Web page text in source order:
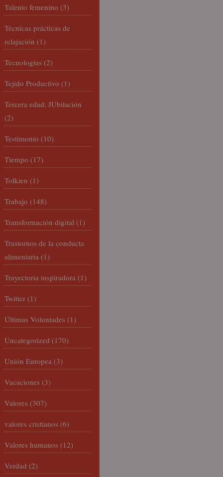
Talento femenino (3)
Técnicas prácticas de
relajación (1)
Tecnologías (2)
Tejido Productivo (1)
Tercera edad; JUbilación
(2)
Testimonio (10)
Tiempo (17)
Tolkien (1)
Trabajo (148)
Transformación digital (1)
Trastornos de la conducta
alimentaria (1)
Trayectoria inspiradora (1)
Twitter (1)
Últimas Voluntades (1)
Uncategorized (170)
Unión Europea (3)
Vacaciones (3)
Valores (307)
valores cristianos (6)
Valores humanos (12)
Verdad (2)